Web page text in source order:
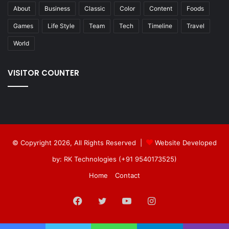
About Business Classic Color Content Foods
Games Life Style Team Tech Timeline Travel
World
VISITOR COUNTER
© Copyright 2026, All Rights Reserved |
Website Developed
by: RK Technologies (+91 9540173525)
Home
Contact
Facebook
TwitterYouTubeInstagram